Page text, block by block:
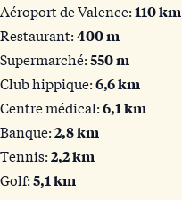
Aéroport de Valence:110 km
Restaurant:400 m
Supermarché:550 m
Club hippique:6,6 km
Centre médical:6,1 km
Banque:2,8 km
Tennis:2,2 km
Golf:5,1 km